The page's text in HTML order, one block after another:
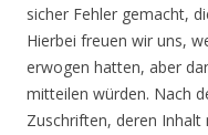
sicher Fehler gemacht,
Hierbei freuen wir uns,
erwogen hatten, aber
mitteilen würden. Nach
Zuschriften, deren